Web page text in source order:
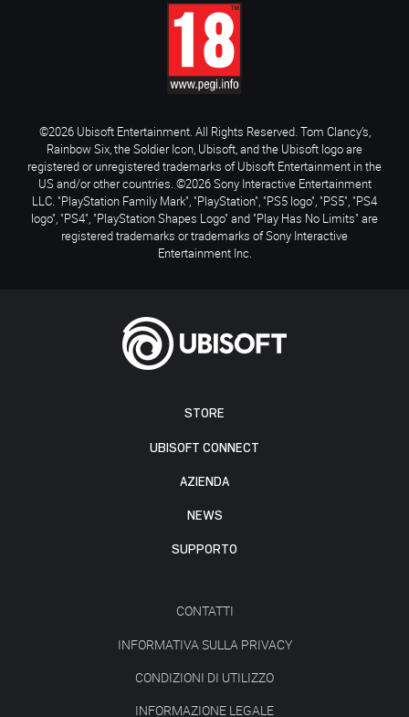
STORE
UBISOFT CONNECT
AZIENDA
NEWS
SUPPORTO
CONTATTI
INFORMATIVA SULLA PRIVACY
CONDIZIONI DI UTILIZZO
INFORMAZIONE LEGALE
©2026 Ubisoft Entertainment. All Rights Reserved. Tom Clancy’s,
Rainbow Six, the Soldier Icon, Ubisoft, and the Ubisoft logo are
registered or unregistered trademarks of Ubisoft Entertainment in the
US and/or other countries. ©2026 Sony Interactive Entertainment
LLC. "PlayStation Family Mark", "PlayStation", "PS5 logo", "PS5", "PS4
logo", "PS4", "PlayStation Shapes Logo" and "Play Has No Limits" are
registered trademarks or trademarks of Sony Interactive
Entertainment Inc.